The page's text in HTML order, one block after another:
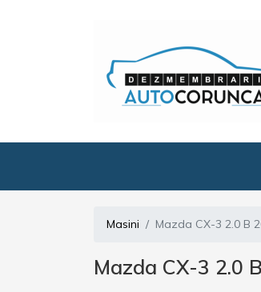
Masini Mazda CX-3 2.0 B
Mazda CX-3 2.0